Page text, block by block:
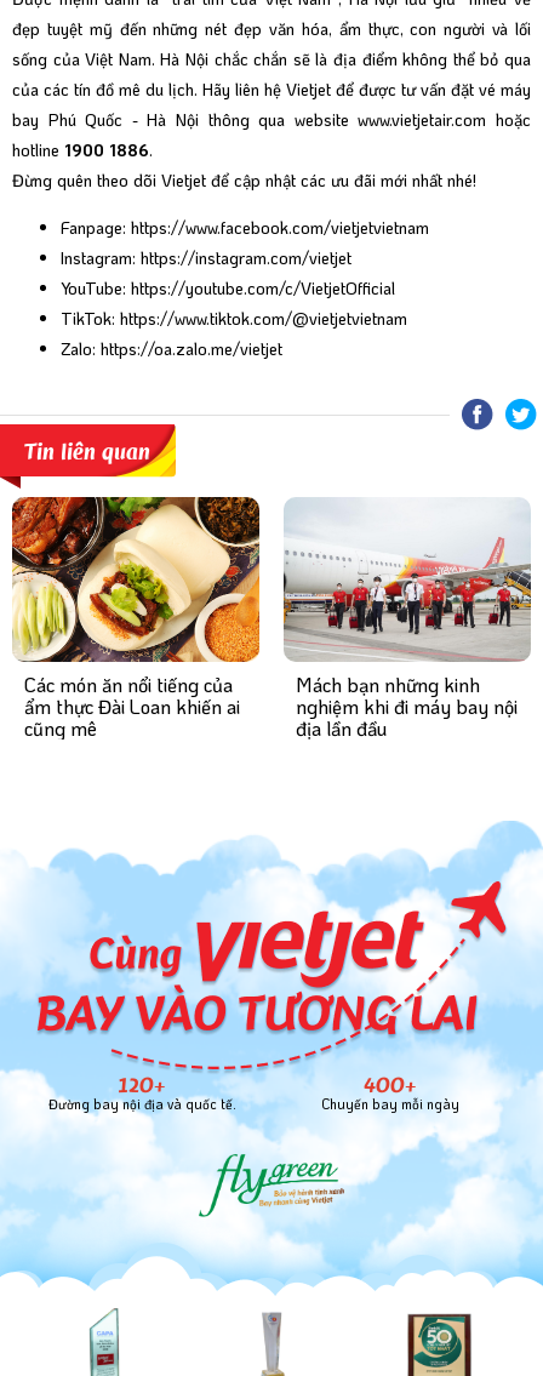
đẹp tuyệt mỹ đến những nét đẹp văn hóa, ẩm thực, con người và lối
sống của Việt Nam. Hà Nội chắc chắn sẽ là địa điểm không thể bỏ qua
của các tín đồ mê du lịch. Hãy liên hệ Vietjet để được tư vấn đặt vé máy
bay Phú Quốc - Hà Nội thông qua websitewww.vietjetair.com hoặc
hotline 1900 1886.
Đừng quên theo dõi Vietjet để cập nhật các ưu đãi mới nhất nhé!
Fanpage: https://www.facebook.com/vietjetvietnam
Instagram: https://instagram.com/vietjet
YouTube: https://youtube.com/c/VietjetOfficial
TikTok: https://www.tiktok.com/@vietjetvietnam
Zalo: https://oa.zalo.me/vietjet
Tin liên quan
Các món ăn nổi tiếng của
ẩm thực Đài Loan khiến ai
cũng mê
Mách bạn những kinh
nghiệm khi đi máy bay nội
địa lần đầu
120+
Đường bay nội địa và quốc tế.
400+
Chuyến bay mỗi ngày